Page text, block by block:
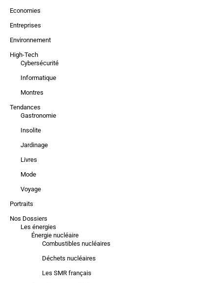
Economies
Entreprises
Environnement
High-Tech
Cybersécurité
Informatique
Montres
Tendances
Gastronomie
Insolite
Jardinage
Livres
Mode
Voyage
Portraits
Nos Dossiers
Les énergies
Énergie nucléaire
Combustibles nucléaires
Déchets nucléaires
Les SMR français